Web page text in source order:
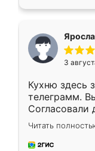
3
Кухню здесь
телеграмм.
Согласовали
недели кухня
довольны
мебель за
Читать